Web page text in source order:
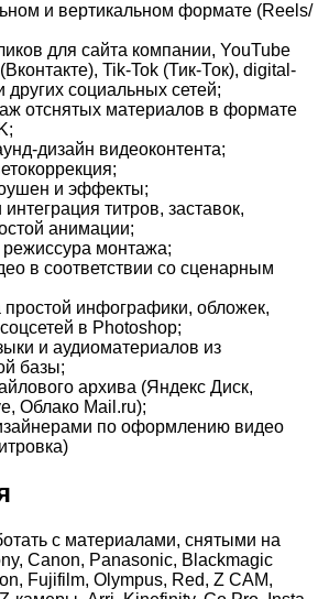
и вертикальном формате (Reels/
для сайта компании, YouTube
Tik-Tok (Тик-Ток), digital-
социальных сетей;
отснятых материалов в формате
дизайн видеоконтента;
и эффекты;
титров, заставок,
анимации;
монтажа;
в соответствии со сценарным
простой инфографики, обложек,
в Photoshop;
и аудиоматериалов из
базы;
архива (Яндекс Диск,
Облако Mail.ru);
по оформлению видео
с материалами, снятыми на
Canon, Panasonic, Blackmagic
Fujifilm, Olympus, Red, Z CAM,